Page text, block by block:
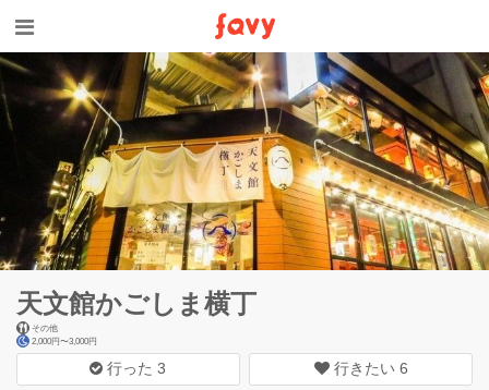
天文館かごしま横丁
その他
2,000円〜3,000円
行った3 行きたい 6